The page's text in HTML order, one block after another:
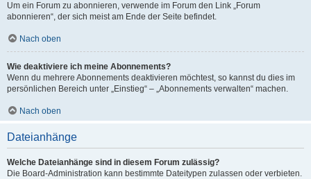
Um ein Forum zu abonnieren, verwende im Forum den Link „Forum
abonnieren“, der sich meist am Ende der Seite befindet.
Nach oben
Wie deaktiviere ich meine Abonnements?
Wenn du mehrere Abonnements deaktivieren möchtest, so kannst du dies im
persönlichen Bereich unter „Einstieg“ – „Abonnements verwalten“ machen.
Nach oben
Dateianhänge
Welche Dateianhänge sind in diesem Forum zulässig?
Die Board-Administration kann bestimmte Dateitypen zulassen oder verbieten.